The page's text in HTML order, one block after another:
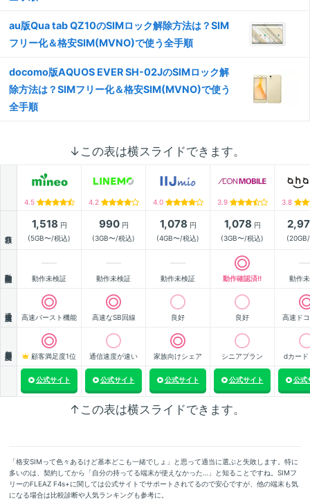
au版Qua tab QZ10のSIMロック解除方法は？SIM
フリー化＆格安SIM(MVNO)で使う全手順
docomo版AQUOS EVER SH-02JのSIMロック解
除方法は？SIMフリー化＆格安SIM(MVNO)で使う
全手順
↓この表は横スライドできます。
4.5 4.2 4.0 3.9 3.8
1,518 円
(5GB〜/税込)
990円
(3GB〜/税込)
1,078 円
(4GB〜/税込)
1,078 円
(3GB〜/税込)
動作未検証 動作未検証 動作未検証 動作確認済!! 動作
高速バースト機能 高速なSB回線 良好 良好 高速ド
顧客満足度1位 通信速度が速い 家族向けシェア シニアプラン dカード
公式サイト 公式サイト 公式サイト 公式サイト 公式
↑この表は横スライドできます。
「格安SIMって色々あるけど基本どこも一緒でしょ」と思って適当に選ぶと失敗します。特に
多いのは、契約してから「自分の持ってる端末が使えなかった…」と知ることですね。SIMフ
リーのFLEAZ F4s+に関しては公式サイトでサポートされてるので安心ですが、他の端末も気
になる場合は比較診断や人気ランキングも参考に。